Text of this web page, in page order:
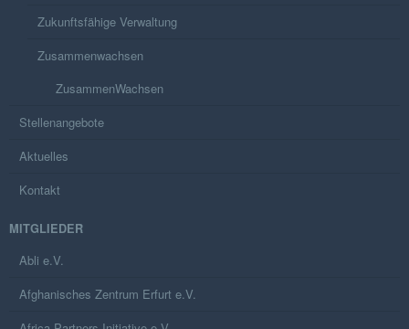
Zukunftsfähige Verwaltung
Zusammenwachsen
ZusammenWachsen
Stellenangebote
Aktuelles
Kontakt
MITGLIEDER
Abli e.V.
Afghanisches Zentrum Erfurt e.V.